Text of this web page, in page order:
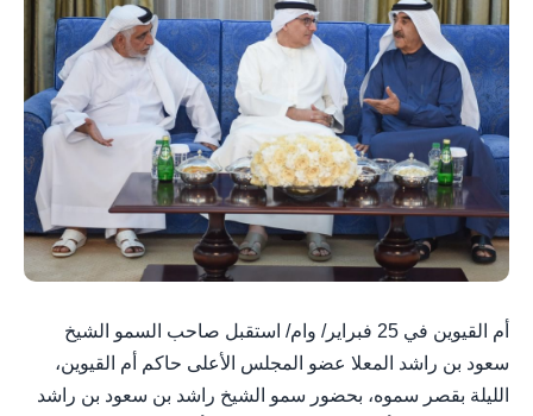
أم القيوين في 25 فبراير/ وام/ استقبل صاحب السمو الشيخ
سعود بن راشد المعلا عضو المجلس الأعلى حاكم أم القيوين،
الليلة بقصر سموه، بحضور سمو الشيخ راشد بن سعود بن راشد